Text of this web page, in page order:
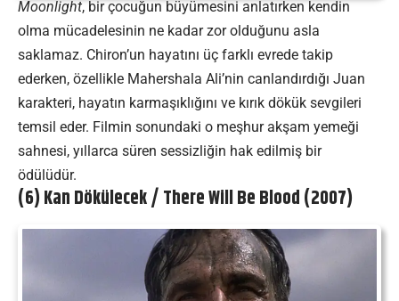
Moonlight, bir çocuğun büyümesini anlatırken kendin
olma mücadelesinin ne kadar zor olduğunu asla
saklamaz. Chiron’un hayatını üç farklı evrede takip
ederken, özellikle Mahershala Ali’nin canlandırdığı Juan
karakteri, hayatın karmaşıklığını ve kırık dökük sevgileri
temsil eder. Filmin sonundaki o meşhur akşam yemeği
sahnesi, yıllarca süren sessizliğin hak edilmiş bir
ödülüdür.
(6) Kan Dökülecek / There Will Be Blood (2007)